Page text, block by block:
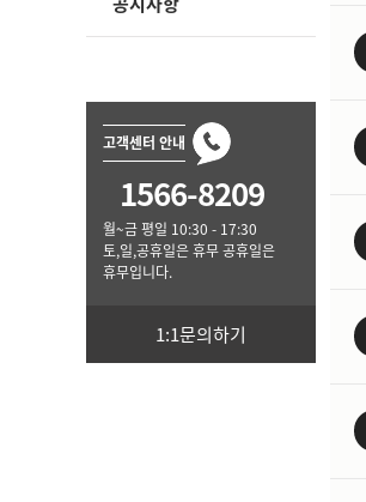
고객센터 안내
1566-8209
월~금 평일 10:30 - 17:30
토,일,공휴일은 휴무 공휴일은
휴무입니다.
1:1문의하기